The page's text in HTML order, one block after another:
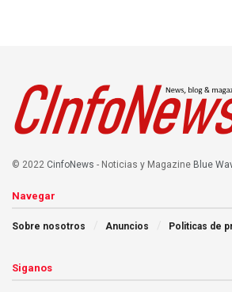
© 2022 CinfoNews - Noticias y Magazine Blue
Navegar
Sobre nosotros Anuncios Politicas de
Siganos